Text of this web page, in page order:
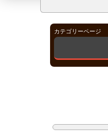
カテゴリーページ